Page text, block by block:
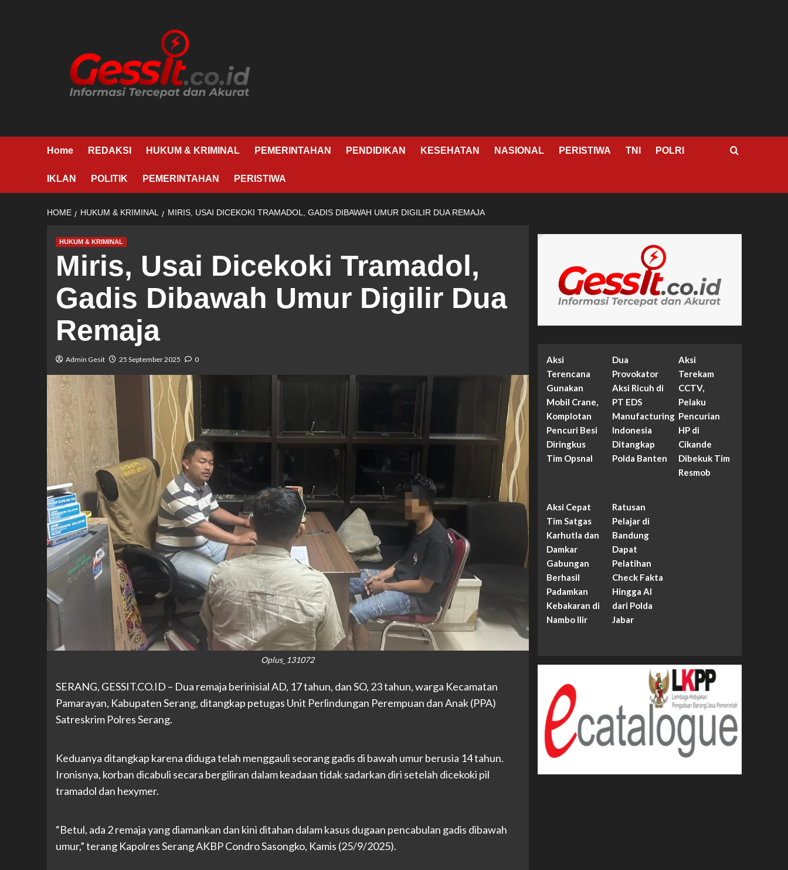
Home REDAKSI HUKUM & KRIMINAL PEMERINTAHAN PENDIDIKAN KESEHATAN NASIONAL PERISTIWA TNI POLRI
IKLAN POLITIK PEMERINTAHAN PERISTIWA
HOME HUKUM & KRIMINAL MIRIS, USAI DICEKOKI TRAMADOL, GADIS DIBAWAH UMUR DIGILIR DUA REMAJA
HUKUM & KRIMINAL
Miris, Usai Dicekoki Tramadol,
Gadis Dibawah Umur Digilir Dua
Remaja
Admin Gesit 25 September 2025 0
Oplus_131072
SERANG, GESSIT.CO.ID – Dua remaja berinisial AD, 17 tahun, dan SO, 23 tahun, warga Kecamatan
Pamarayan, Kabupaten Serang, ditangkap petugas Unit Perlindungan Perempuan dan Anak (PPA)
Satreskrim Polres Serang.
Keduanya ditangkap karena diduga telah menggauli seorang gadis di bawah umur berusia 14 tahun.
Ironisnya, korban dicabuli secara bergiliran dalam keadaan tidak sadarkan diri setelah dicekoki pil
tramadol dan hexymer.
“Betul, ada 2 remaja yang diamankan dan kini ditahan dalam kasus dugaan pencabulan gadis dibawah
umur,” terang Kapolres Serang AKBP Condro Sasongko, Kamis (25/9/2025).
Aksi
Terencana
Gunakan
Mobil Crane,
Komplotan
Pencuri Besi
Diringkus
Tim Opsnal
Dua
Provokator
Aksi Ricuh di
PT EDS
Manufacturing
Indonesia
Ditangkap
Polda Banten
Aksi
Terekam
CCTV,
Pelaku
Pencurian
HP di
Cikande
Dibekuk Tim
Resmob
Aksi Cepat
Tim Satgas
Karhutla dan
Damkar
Gabungan
Berhasil
Padamkan
Kebakaran di
Nambo Ilir
Ratusan
Pelajar di
Bandung
Dapat
Pelatihan
Check Fakta
Hingga AI
dari Polda
Jabar